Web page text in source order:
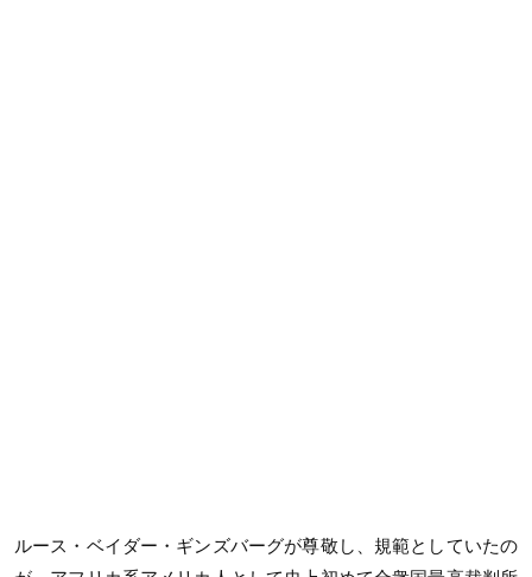
ルース・ベイダー・ギンズバーグが尊敬し、規範としていたの